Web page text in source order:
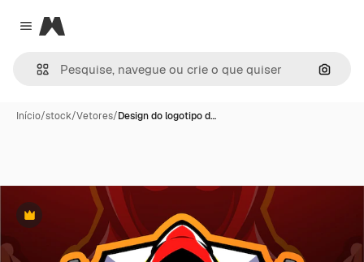
Close menu
Magnific
Início/stock/Vetores/Design do logotipo d…
Premium